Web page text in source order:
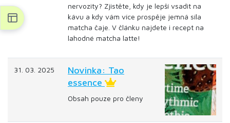
nervozity? Zjistěte, kdy je lepší vsadit na
kávu a kdy vám více prospěje jemná síla
matcha čaje. V článku najdete i recept na
lahodné matcha latte!
31. 03. 2025
Novinka: Tao
essence
Obsah pouze pro členy